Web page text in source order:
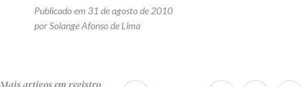
Capacitação
Publicado em 31 de agosto de 2010
por Solange Afonso de Lima